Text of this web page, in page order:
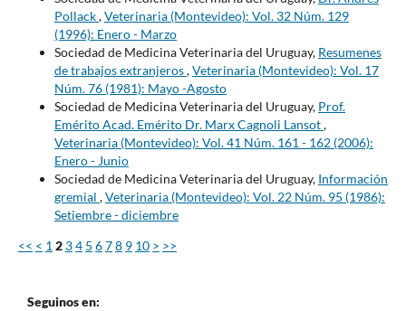
Pollack,Veterinaria (Montevideo): Vol. 32 Núm. 129
(1996): Enero - Marzo
Sociedad de Medicina Veterinaria del Uruguay, Resumenes
de trabajos extranjeros,Veterinaria (Montevideo): Vol. 17
Núm. 76 (1981): Mayo -Agosto
Sociedad de Medicina Veterinaria del Uruguay, Prof.
Emérito Acad. Emérito Dr. Marx Cagnoli Lansot,
Veterinaria (Montevideo): Vol. 41 Núm. 161 - 162 (2006):
Enero - Junio
Sociedad de Medicina Veterinaria del Uruguay, Información
gremial ,Veterinaria (Montevideo): Vol. 22 Núm. 95 (1986):
Setiembre - diciembre
<< < 1 2 34 5 678 9 10 > >>
Seguinos en: